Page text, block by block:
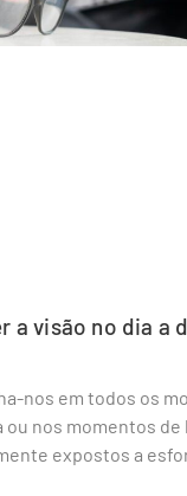
a visão no dia a
nos em todos os
ou nos momentos de
expostos a